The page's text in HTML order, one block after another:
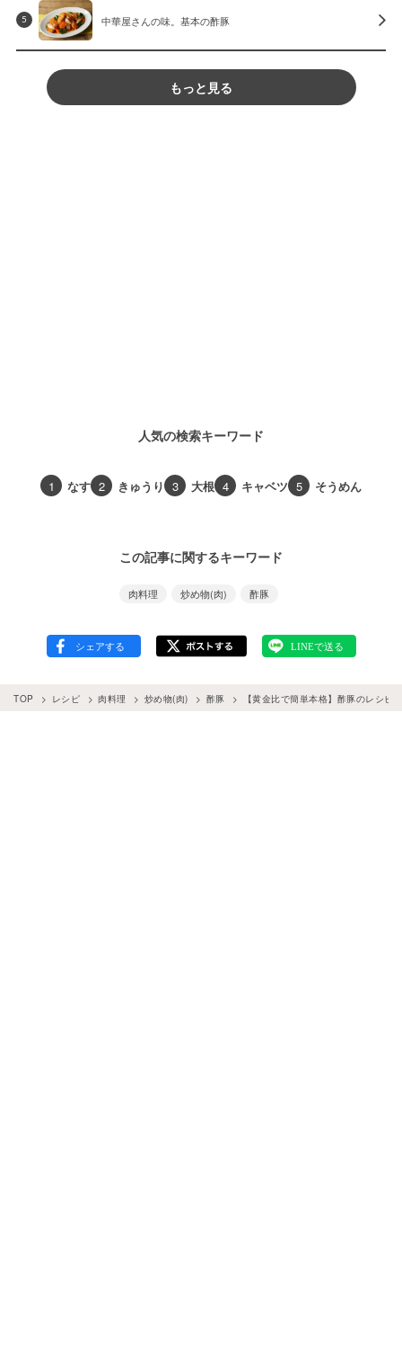
5 中華屋さんの味。基本の酢豚
もっと見る
人気の検索キーワード
1 なす 2 きゅうり 3 大根 4 キャベツ 5 そうめん
この記事に関するキーワード
肉料理 炒め物(肉) 酢豚
TOP レシピ 肉料理 炒め物(肉) 酢豚 【黄金比で簡単本格】酢豚のレシピ